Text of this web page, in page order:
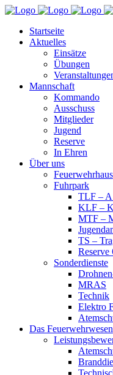
Startseite
Aktuelles
Einsätze
Übungen
Mannschaft
Kommando
Ausschuss
Mitglieder
Jugend
Reserve
In Ehren
Über uns
Feuerwehrhaus
Fuhrpark
TLF – A
KLF –
MTF –
TS –
Reserve
Sonderdienste
MRAS
Technik
Elektro
Das Feuerwehrwesen